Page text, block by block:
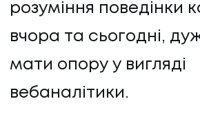
розуміння поведінки
вчора та сьогодні,
мати опору у вигляді
вебаналітики.